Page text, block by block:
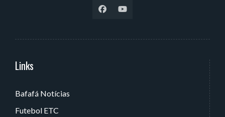
Links
Bafafá Notícias
Futebol ETC
Serviços